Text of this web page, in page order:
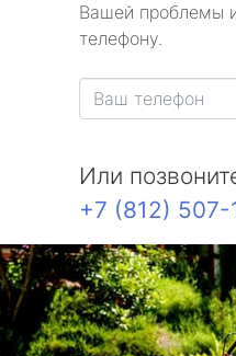
Вашей проблемы
телефону.
Или
+7 (812) 507-